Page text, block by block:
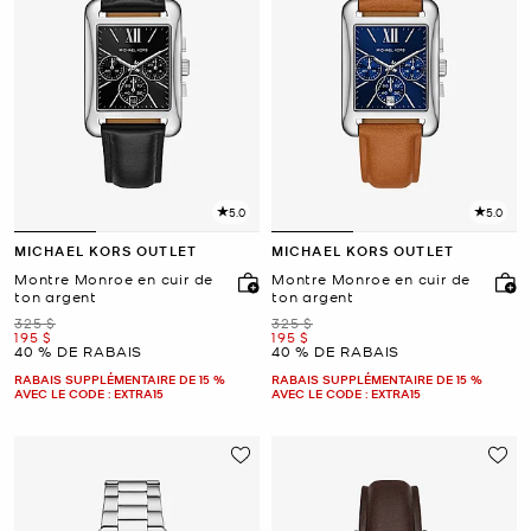
5.0
MICHAEL KORS OUTLET
Montre Monroe en cuir de
ton argent
était
325 $
maintenant
195 $
40 % DE RABAIS
RABAIS SUPPLÉMENTAIRE DE 15 %
AVEC LE CODE : EXTRA15
5.0
MICHAEL KORS OUTLET
Montre Monroe en cuir de
ton argent
était
325 $
maintenant
195 $
40 % DE RABAIS
RABAIS SUPPLÉMENTAIRE DE 15 %
AVEC LE CODE : EXTRA15